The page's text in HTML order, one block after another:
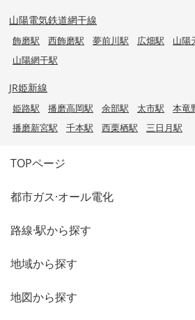
山陽電気鉄道網干線
飾磨駅 西飾磨駅 夢前川駅 広畑駅 山陽
山陽網干駅
JR姫新線
姫路駅 播磨高岡駅 余部駅 太市駅 本竜
播磨新宮駅
千本駅 西栗栖駅 三日月駅
TOPページ
都市ガス·オール電化
路線·駅から探す
地域から探す
地図から探す